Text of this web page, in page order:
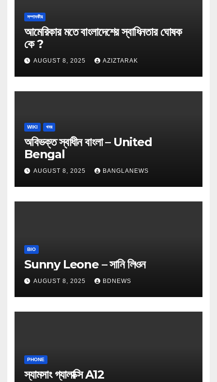
সম্পাদকীয়
আমেরিকার মতে বাংলাদেশের স্বাধিনতার ঘোষক
কে ?
AUGUST 8, 2025 AZIZTARAK
WIKI খবর
অবিভক্ত স্বাধীন বাংলা – United
Bengal
AUGUST 8, 2025 BANGLANEWS
BIO
Sunny Leone – সানি লিওন
AUGUST 8, 2025 BDNEWS
PHONE
স্যামসাং গ্যালাক্সি A12